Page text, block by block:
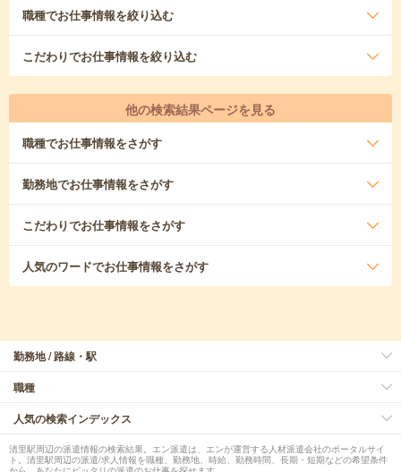
職種でお仕事情報を絞り込む
こだわりでお仕事情報を絞り込む
他の検索結果ページを見る
職種でお仕事情報をさがす
勤務地でお仕事情報をさがす
こだわりでお仕事情報をさがす
人気のワードでお仕事情報をさがす
勤務地 / 路線・駅
職種
人気の検索インデックス
清里駅周辺の派遣情報の検索結果。エン派遣は、エンが運営する人材派遣会社のポータルサイ
ト。清里駅周辺の派遣/求人情報を職種、勤務地、時給、勤務時間、長期・短期などの希望条件